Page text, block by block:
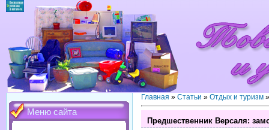
Меню сайта
Главная » Статьи » Отдых и туризм
Предшественник Версаля: